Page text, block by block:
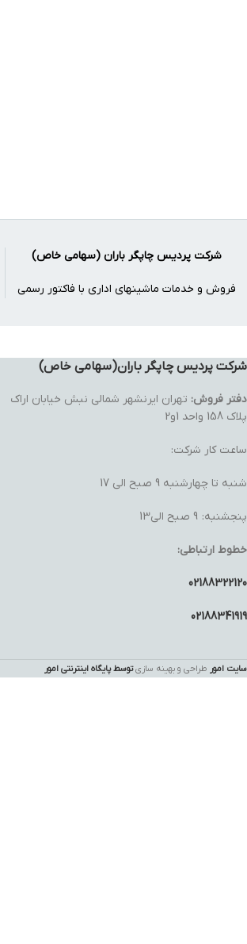
شرکت پردیس چاپگر باران (سهامی خاص)
فروش و خدمات ماشینهای اداری با فاکتور رسمی
شرکت پردیس چاپگر باران(سهامی خاص)
دفتر فروش: تهران ایرنشهر شمالی نبش خیابان اراک
پلاک 158 واحد 1و2
ساعت کار شرکت:
شنبه تا چهارشنبه 9 صبح الی 17
پنجشنبه: 9 صبح الی13
خطوط ارتباطی:
02188322120
02188341919
سایت امور طراحی و بهینه سازیتوسط پایگاه اینترنتی امور